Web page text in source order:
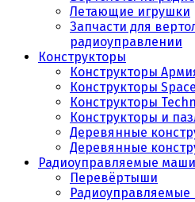
Летающие игрушки
Запчасти для
радиоуправлении
Конструкторы
Конструкторы
Конструкторы
Конструкторы
Конструкторы и
Деревянные
Деревянные
Радиоуправляемые
Перевёртыши